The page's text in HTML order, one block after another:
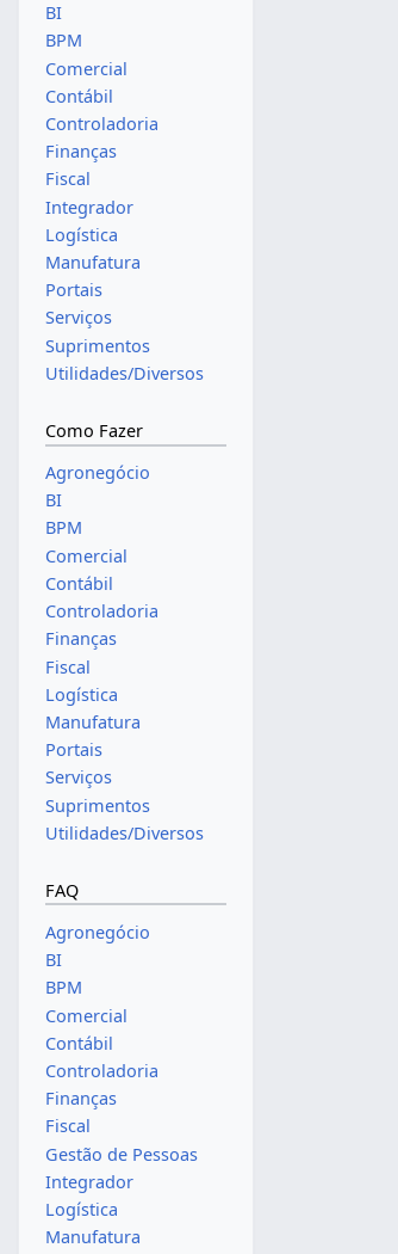
BI
BPM
Comercial
Contábil
Controladoria
Finanças
Fiscal
Integrador
Logística
Manufatura
Portais
Serviços
Suprimentos
Utilidades/Diversos
Como Fazer
Agronegócio
BI
BPM
Comercial
Contábil
Controladoria
Finanças
Fiscal
Logística
Manufatura
Portais
Serviços
Suprimentos
Utilidades/Diversos
FAQ
Agronegócio
BI
BPM
Comercial
Contábil
Controladoria
Finanças
Fiscal
Gestão de Pessoas
Integrador
Logística
Manufatura